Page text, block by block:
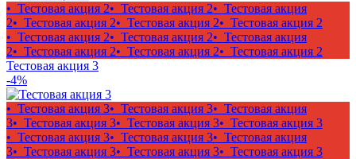
• Тестовая акция 2• Тестовая акция 2• Тестовая акция
2• Тестовая акция 2• Тестовая акция 2• Тестовая акция 2
• Тестовая акция 2• Тестовая акция 2• Тестовая акция
2• Тестовая акция 2• Тестовая акция 2• Тестовая акция 2
Тестовая акция 3
-4%
• Тестовая акция 3• Тестовая акция 3• Тестовая акция
3• Тестовая акция 3• Тестовая акция 3• Тестовая акция 3
• Тестовая акция 3• Тестовая акция 3• Тестовая акция
3• Тестовая акция 3• Тестовая акция 3• Тестовая акция 3